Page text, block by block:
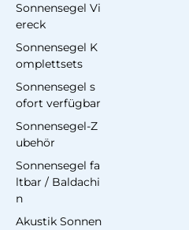
Sonnensegel Vi
ereck
Sonnensegel K
omplettsets
Sonnensegel s
ofort verfügbar
Sonnensegel-Z
ubehör
Sonnensegel fa
ltbar / Baldachi
n
Akustik Sonnen